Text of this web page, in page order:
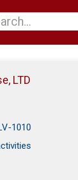
LTD
1010